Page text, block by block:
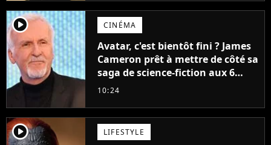
player2 CINÉMA
Avatar, c'est bientôt fini ? James
Cameron prêt à mettre de côté sa
saga de science-fiction aux 6
milliards de recettes
10:24
player2 LIFESTYLE